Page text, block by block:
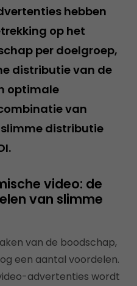
hebben
op het
per doelgroep,
distributie van de
optimale
van
distributie
video: de
van slimme
van de boodschap,
een aantal voordelen.
advertenties wordt